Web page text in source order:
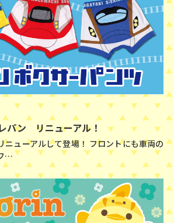
パン リニューアル！
ニューアルして登場！ フロントにも車両の
…